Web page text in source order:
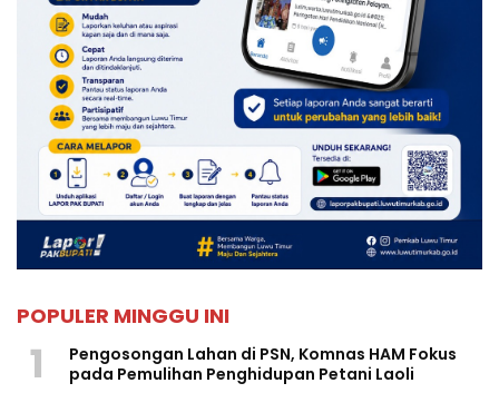
POPULER MINGGU INI
1
Pengosongan Lahan di PSN, Komnas HAM Fokus
pada Pemulihan Penghidupan Petani Laoli